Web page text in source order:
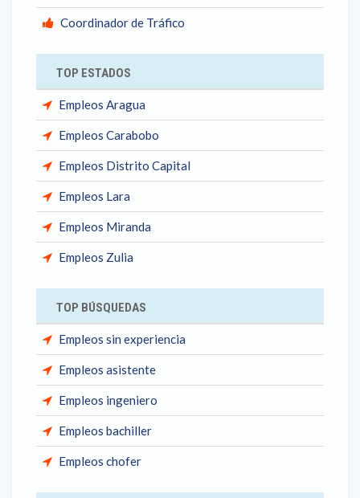
Coordinador de Tráfico
TOP ESTADOS
Empleos Aragua
Empleos Carabobo
Empleos Distrito Capital
Empleos Lara
Empleos Miranda
Empleos Zulia
TOP BÚSQUEDAS
Empleos sin experiencia
Empleos asistente
Empleos ingeniero
Empleos bachiller
Empleos chofer